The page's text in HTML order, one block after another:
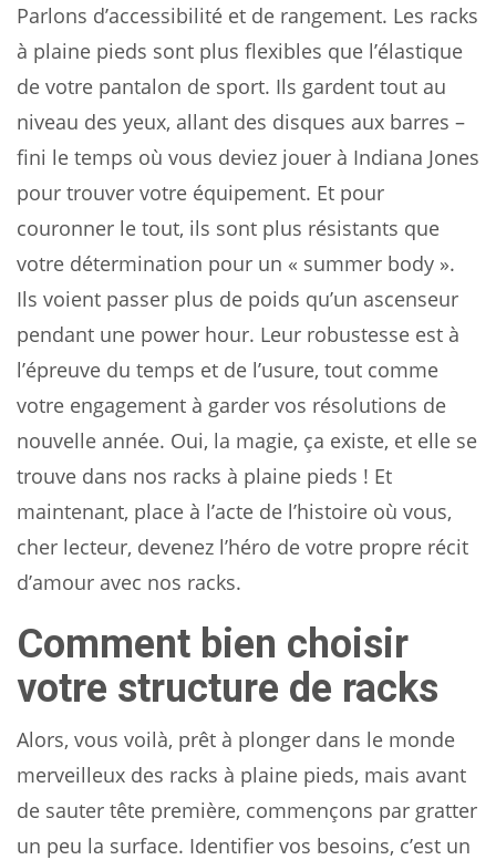
Parlons d’accessibilité et de rangement. Les racks
à plaine pieds sont plus flexibles que l’élastique
de votre pantalon de sport. Ils gardent tout au
niveau des yeux, allant des disques aux barres –
fini le temps où vous deviez jouer à Indiana Jones
pour trouver votre équipement. Et pour
couronner le tout, ils sont plus résistants que
votre détermination pour un « summer body ».
Ils voient passer plus de poids qu’un ascenseur
pendant une power hour. Leur robustesse est à
l’épreuve du temps et de l’usure, tout comme
votre engagement à garder vos résolutions de
nouvelle année. Oui, la magie, ça existe, et elle se
trouve dans nos racks à plaine pieds ! Et
maintenant, place à l’acte de l’histoire où vous,
cher lecteur, devenez l’héro de votre propre récit
d’amour avec nos racks.
Comment bien choisir
votre structure de racks
Alors, vous voilà, prêt à plonger dans le monde
merveilleux des racks à plaine pieds, mais avant
de sauter tête première, commençons par gratter
un peu la surface. Identifier vos besoins, c’est un